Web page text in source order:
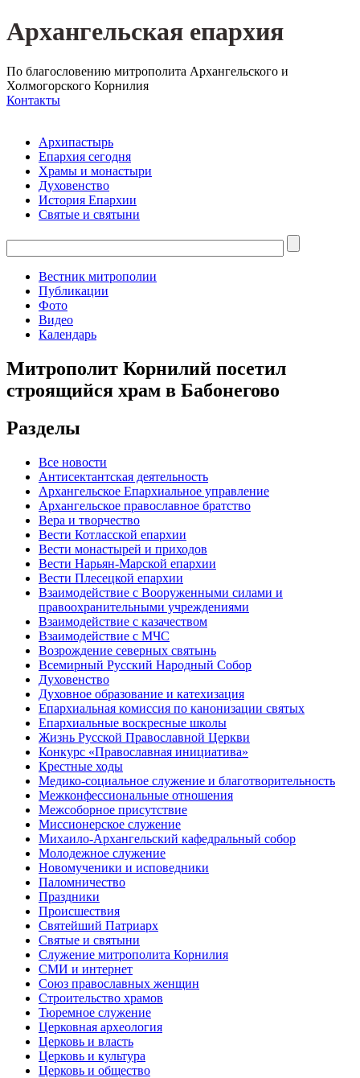
Архангельская епархия
По благословению митрополита Архангельского и
Холмогорского Корнилия
Контакты
Архипастырь
Епархия сегодня
Храмы и монастыри
Духовенство
История Епархии
Святые и святыни
Вестник митрополии
Публикации
Фото
Видео
Календарь
Митрополит Корнилий посетил
строящийся храм в Бабонегово
Разделы
Все новости
Антисектантская деятельность
Архангельское Епархиальное управление
Архангельское православное братство
Вера и творчество
Вести Котласской епархии
Вести монастырей и приходов
Вести Нарьян-Марской епархии
Вести Плесецкой епархии
Взаимодействие с Вооруженными силами и
правоохранительными учреждениями
Взаимодействие с казачеством
Взаимодействие с МЧС
Возрождение северных святынь
Всемирный Русский Народный Собор
Духовенство
Духовное образование и катехизация
Епархиальная комиссия по канонизации святых
Епархиальные воскресные школы
Жизнь Русской Православной Церкви
Конкурс «Православная инициатива»
Крестные ходы
Медико-социальное служение и благотворительность
Межконфессиональные отношения
Межсоборное присутствие
Миссионерское служение
Михаило-Архангельский кафедральный собор
Молодежное служение
Новомученики и исповедники
Паломничество
Праздники
Происшествия
Святейший Патриарх
Святые и святыни
Служение митрополита Корнилия
СМИ и интернет
Союз православных женщин
Строительство храмов
Тюремное служение
Церковная археология
Церковь и власть
Церковь и культура
Церковь и общество